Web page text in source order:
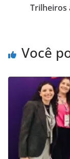
Trilheiros
Você